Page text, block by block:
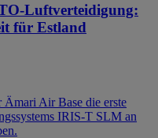
Luftverteidigung:
für Estland
Ämari Air Base die erste
IRIS-T SLM an